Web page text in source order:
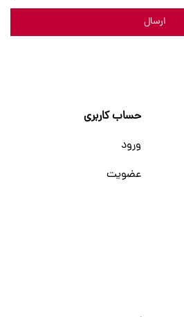
ارسال
حساب کاربری
ورود
عضویت